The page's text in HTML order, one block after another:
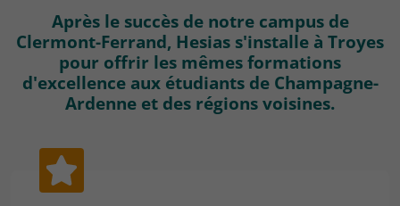
Après le succès de notre campus de
Clermont-Ferrand, Hesias s'installe à Troyes
pour offrir les mêmes formations
d'excellence aux étudiants de Champagne-
Ardenne et des régions voisines.